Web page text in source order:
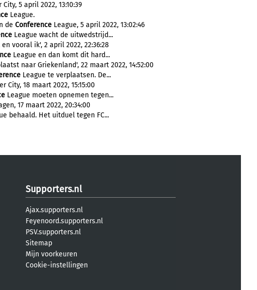
5 april 2022, 13:10:39
League.
de Conference League, 5 april 2022, 13:02:46
League wacht de uitwedstrijd...
vooral ik', 2 april 2022, 22:36:28
League en dan komt dit hard...
naar Griekenland', 22 maart 2022, 14:52:00
League te verplaatsen. De...
City, 18 maart 2022, 15:15:00
League moeten opnemen tegen...
17 maart 2022, 20:34:00
behaald. Het uitduel tegen FC...
Supporters.nl
Ajax.supporters.nl
Feyenoord.supporters.nl
PSV.supporters.nl
Sitemap
Mijn voorkeuren
Cookie-instellingen